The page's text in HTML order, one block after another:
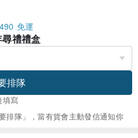
免運
尋禮禮盒
排隊
填寫
排隊」，當有貨會主動發信通知你